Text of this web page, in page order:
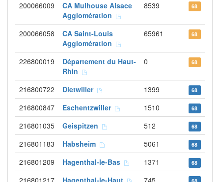
200066009
CA Mulhouse Alsace
Agglomération
8539 68
200066058
CA Saint-Louis
Agglomération
65961 68
226800019
Département du Haut-
Rhin
0 68
216800722 Dietwiller 1399 68
216800847 Eschentzwiller 1510 68
216801035 Geispitzen 512 68
216801183 Habsheim 5061 68
216801209 Hagenthal-le-Bas 1371 68
216801217 Hagenthal-le-Haut 745